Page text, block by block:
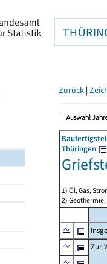
Zurück |
Thüringen
1) Öl, Gas,
2)
Zur